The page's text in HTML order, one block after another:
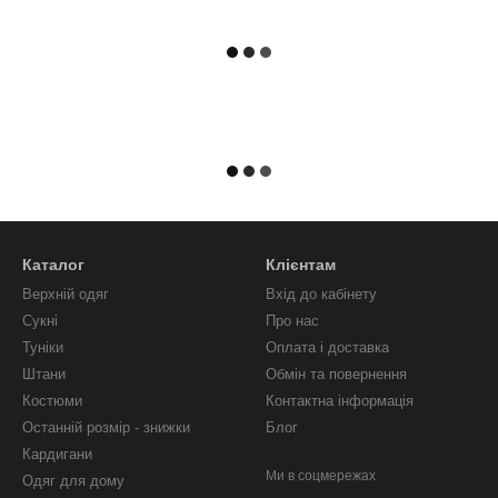
Каталог
Верхній одяг
Сукні
Туніки
Штани
Костюми
Останній розмір - знижки
Кардигани
Одяг для дому
Клієнтам
Вхід до кабінету
Про нас
Оплата і доставка
Обмін та повернення
Контактна інформація
Блог
Ми в соцмережах